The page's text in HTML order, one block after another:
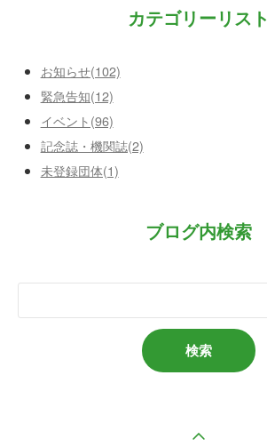
カテゴリーリスト
お知らせ(102)
緊急告知(12)
イベント(96)
記念誌・機関誌(2)
未登録団体(1)
ブログ内検索